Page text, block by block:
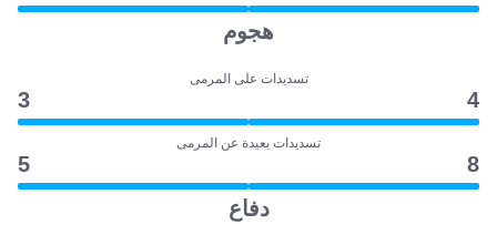
هجوم
تسديدات على المرمى
4
3
تسديدات بعيدة عن المرمى
8
5
دفاع